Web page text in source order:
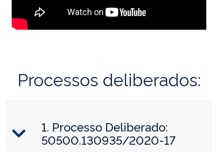
Processos deliberados:
1. Processo Deliberado:
50500.130935/2020-17